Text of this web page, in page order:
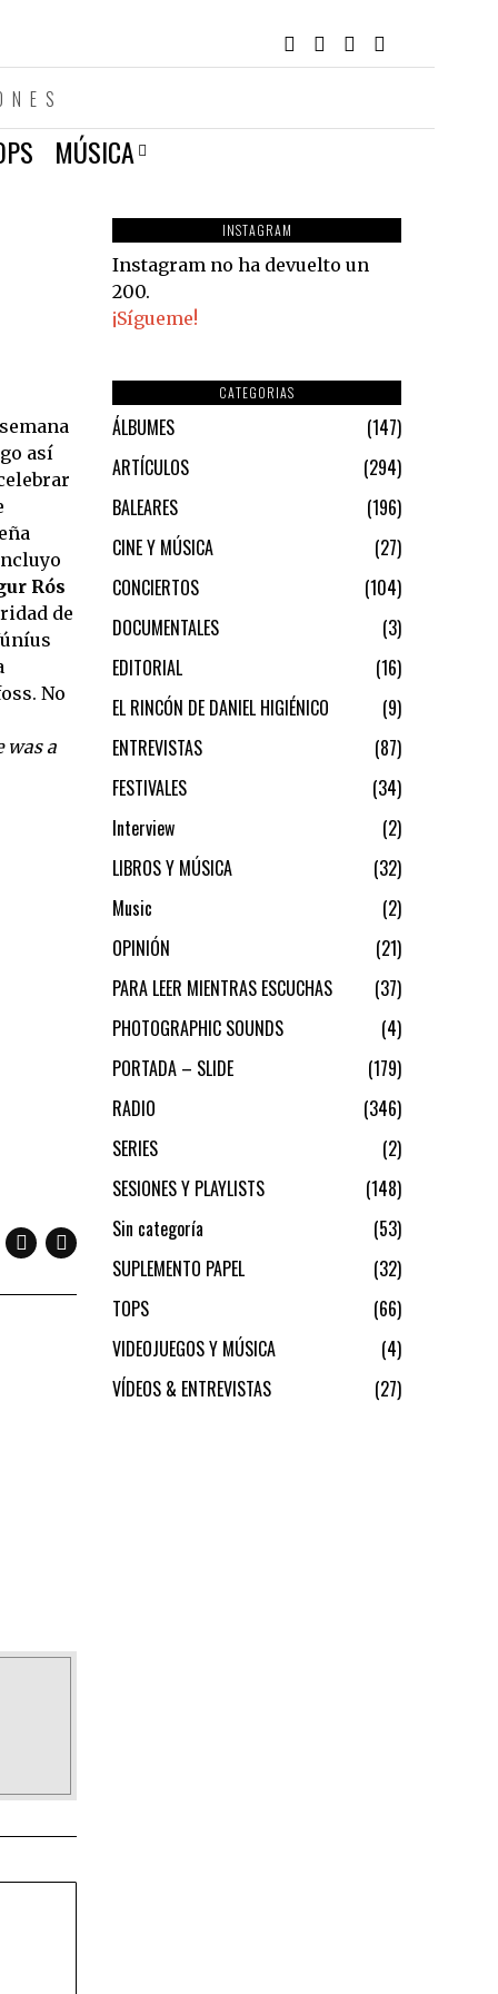
MÚSICA
así
Rós
de
No
was a
INSTAGRAM
Instagram no ha devuelto un
200.
¡Sígueme!
CATEGORIAS
ÁLBUMES
147
ARTÍCULOS
294
BALEARES
196
CINE Y MÚSICA
27
CONCIERTOS
104
DOCUMENTALES
3
EDITORIAL
16
EL RINCÓN DE DANIEL HIGIÉNICO
9
ENTREVISTAS
87
FESTIVALES
34
Interview
2
LIBROS Y MÚSICA
32
Music
2
OPINIÓN
21
PARA LEER MIENTRAS ESCUCHAS
37
PHOTOGRAPHIC SOUNDS
4
PORTADA – SLIDE
179
RADIO
346
SERIES
2
SESIONES Y PLAYLISTS
148
Sin categoría
53
SUPLEMENTO PAPEL
32
TOPS
66
VIDEOJUEGOS Y MÚSICA
4
VÍDEOS & ENTREVISTAS
27